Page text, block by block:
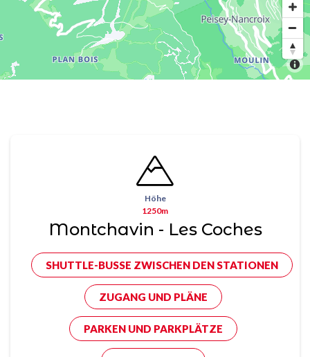
Höhe
1250m
Montchavin - Les Coches
SHUTTLE-BUSSE ZWISCHEN DEN STATIONEN
ZUGANG UND PLÄNE
PARKEN UND PARKPLÄTZE